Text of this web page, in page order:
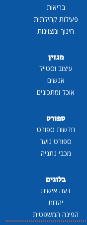
בריאות
פעילות קהילתית
חינוך ומצוינות
מגזין
עיצוב וסטייל
אנשים
אוכל ומתכונים
ספורט
חדשות ספורט
ספורט נוער
מכבי נתניה
בלוגים
דעה אישית
יהדות
הפינה המשפטית